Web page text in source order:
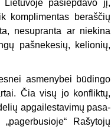
pašiepdavo jį,
komplimentas beraščių
nesupran­ta ar niekina
pašnekesių, kelionių,
asmenybei būdingo
Čia visų jo konfliktų,
apgailestavimų pasa­
Rašytojų